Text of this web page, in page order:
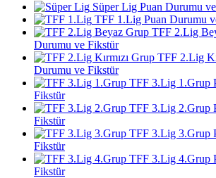
Süper Lig Puan Durumu
TFF 1.Lig Puan Durumu
TFF 2.Lig
Durumu ve Fikstür
TFF 2.Lig
Durumu ve Fikstür
TFF 3.Lig 1.Grup
Fikstür
TFF 3.Lig 2.Grup
Fikstür
TFF 3.Lig 3.Grup
Fikstür
TFF 3.Lig 4.Grup
Fikstür